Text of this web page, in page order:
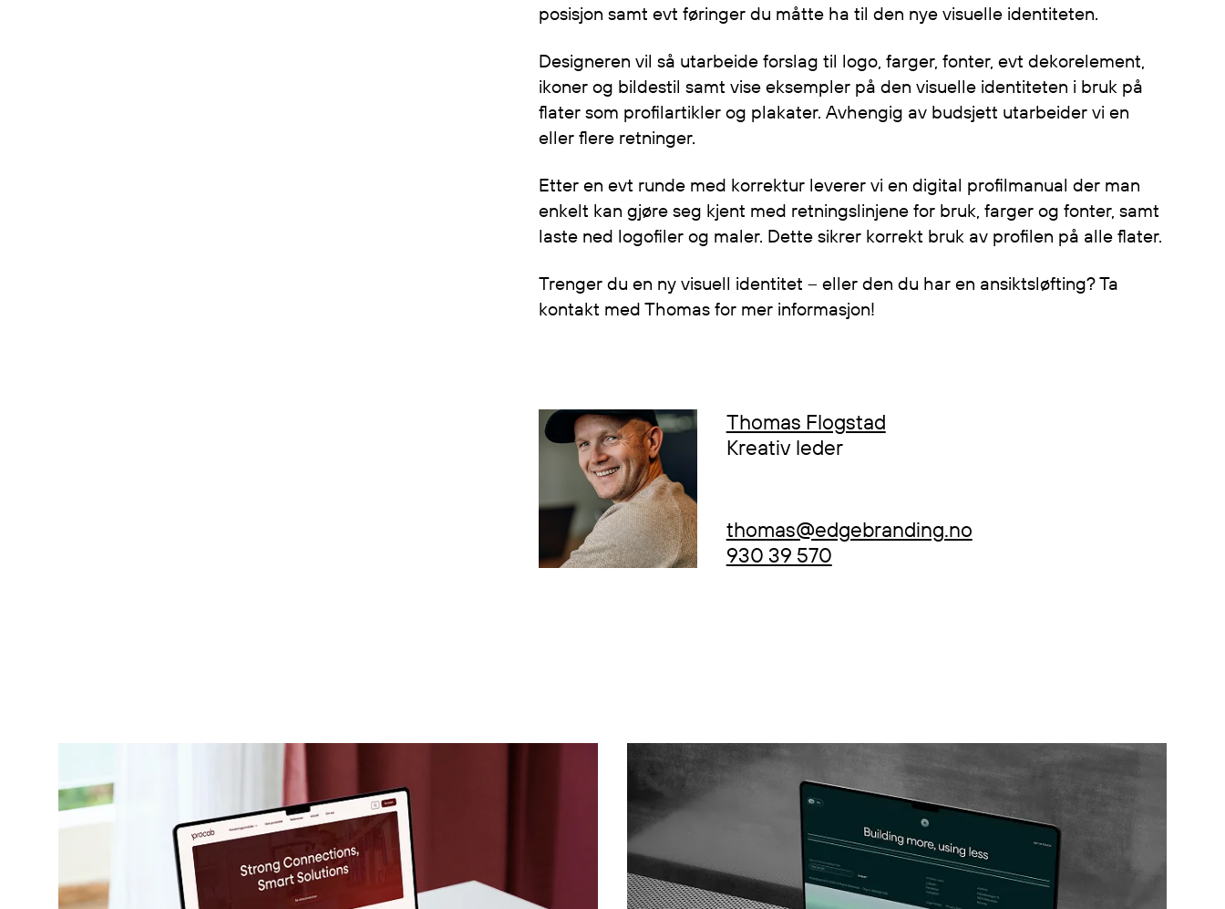
posisjon samt evt føringer du måtte ha til den nye visuelle identiteten.
Designeren vil så utarbeide forslag til logo, farger, fonter, evt dekorelement,
ikoner og bildestil samt vise eksempler på den visuelle identiteten i bruk på
flater som profilartikler og plakater. Avhengig av budsjett utarbeider vi en
eller flere retninger.
Etter en evt runde med korrektur leverer vi en digital profilmanual der man
enkelt kan gjøre seg kjent med retningslinjene for bruk, farger og fonter, samt
laste ned logofiler og maler. Dette sikrer korrekt bruk av profilen på alle flater.
Trenger du en ny visuell identitet – eller den du har en ansiktsløfting? Ta
kontakt med Thomas for mer informasjon!
Thomas Flogstad
Kreativ leder
thomas@edgebranding.no
930 39 570